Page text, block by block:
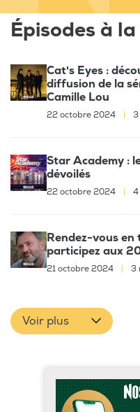
Épisodes à
Cat's Eyes :
diffusion de la
Camille Lou
22 octobre 2024 3
Star Academy :
dévoilés
22 octobre 2024 4
Rendez-vous en
participez aux
21 octobre 2024 3
Voir plus